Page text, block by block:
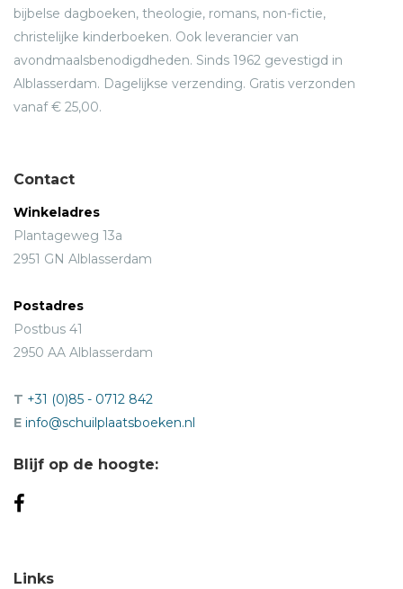
bijbelse dagboeken, theologie, romans, non-fictie,
christelijke kinderboeken. Ook leverancier van
avondmaalsbenodigdheden. Sinds 1962 gevestigd in
Alblasserdam. Dagelijkse verzending. Gratis verzonden
vanaf € 25,00.
Contact
Winkeladres
Plantageweg 13a
2951 GN Alblasserdam
Postadres
Postbus 41
2950 AA Alblasserdam
T +31 (0)85 - 0712 842
E info@schuilplaatsboeken.nl
Blijf op de hoogte:
Links